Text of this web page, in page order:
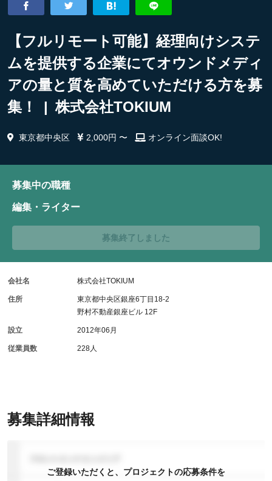
【フルリモート可能】経理向けシステ
ムを提供する企業にてオウンドメディ
アの量と質を高めていただける方を募
集！ | 株式会社TOKIUM
東京都中央区 2,000円 〜 オンライン面談OK!
募集詳細情報
ご登録いただくと、プロジェクトの応募条件を
募集中の職種
編集・ライター
募集終了しました
会社名 株式会社TOKIUM
住所
東京都中央区銀座6丁目18-2
野村不動産銀座ビル 12F
設立 2012年06月
従業員数 228人